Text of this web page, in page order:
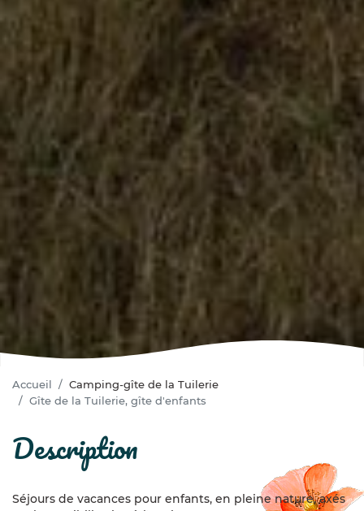
Accueil
Camping-gîte de la Tuilerie
Gîte de la Tuilerie, gîte d'enfants
description
Séjours de vacances pour enfants, en pleine nature, axés